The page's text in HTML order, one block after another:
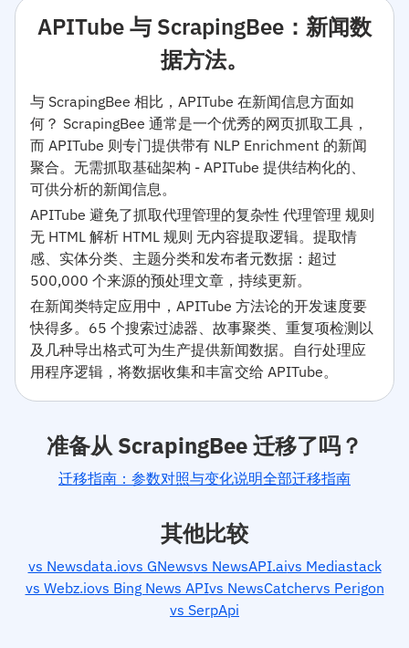
APITube 与 ScrapingBee：新闻数
据方法。
与 ScrapingBee 相比，APITube 在新闻信息方面如
何？ ScrapingBee 通常是一个优秀的网页抓取工具，
而 APITube 则专门提供带有 NLP Enrichment 的新闻
聚合。无需抓取基础架构 - APITube 提供结构化的、
可供分析的新闻信息。
APITube 避免了抓取代理管理的复杂性 代理管理 规则
无 HTML 解析 HTML 规则 无内容提取逻辑。提取情
感、实体分类、主题分类和发布者元数据：超过
500,000 个来源的预处理文章，持续更新。
在新闻类特定应用中，APITube 方法论的开发速度要
快得多。65 个搜索过滤器、故事聚类、重复项检测以
及几种导出格式可为生产提供新闻数据。自行处理应
用程序逻辑，将数据收集和丰富交给 APITube。
准备从 ScrapingBee 迁移了吗？
迁移指南：参数对照与变化说明全部迁移指南
其他比较
vs Newsdata.iovs GNewsvs NewsAPI.aivs Mediastack
vs Webz.iovs Bing News APIvs NewsCatchervs Perigon
vs SerpApi